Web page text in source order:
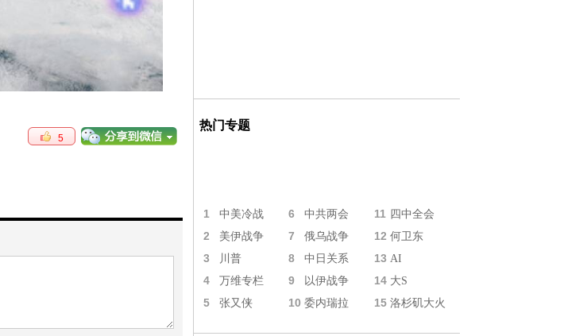
5
热门专题
1 中美冷战 6 中共两会 11 四中全会
2 美伊战争 7 俄乌战争 12 何卫东
3 川普 8 中日关系 13 AI
4 万维专栏 9 以伊战争 14 大S
5 张又侠 10 委内瑞拉 15 洛杉矶大火